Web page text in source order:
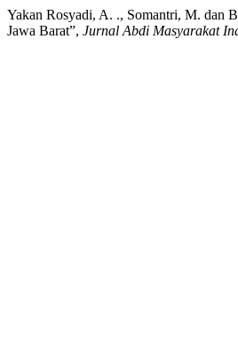
Yakan Rosyadi, A. ., Somantri, M. dan
Jawa Barat”, Jurnal Abdi Masyarakat